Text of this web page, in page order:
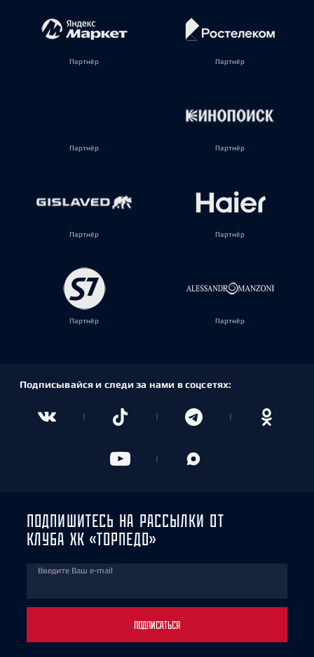
Партнёр Партнёр
Партнёр Партнёр
Партнёр Партнёр
Партнёр Партнёр
Подписывайся и следи за нами в соцсетях:
ПОДПИШИТЕСЬ НА РАССЫЛКИ ОТ
КЛУБА ХК «ТОРПЕДО»
Введите Ваш e-mail
ПОДПИСАТЬСЯ